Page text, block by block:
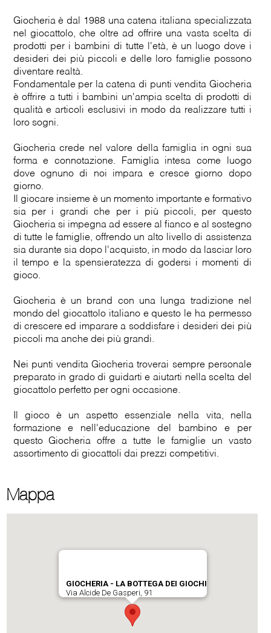
Giocheria è dal 1988 una catena italiana specializzata
nel giocattolo, che oltre ad offrire una vasta scelta di
prodotti per i bambini di tutte l'età, è un luogo dove i
desideri dei più piccoli e delle loro famiglie possono
diventare realtà.
Fondamentale per la catena di punti vendita Giocheria
è offrire a tutti i bambini un'ampia scelta di prodotti di
qualità e articoli esclusivi in modo da realizzare tutti i
loro sogni.
Giocheria crede nel valore della famiglia in ogni sua
forma e connotazione. Famiglia intesa come luogo
dove ognuno di noi impara e cresce giorno dopo
giorno.
Il giocare insieme è un momento importante e formativo
sia per i grandi che per i più piccoli, per questo
Giocheria si impegna ad essere al fianco e al sostegno
di tutte le famiglie, offrendo un alto livello di assistenza
sia durante sia dopo l'acquisto, in modo da lasciar loro
il tempo e la spensieratezza di godersi i momenti di
gioco.
Giocheria è un brand con una lunga tradizione nel
mondo del giocattolo italiano e questo le ha permesso
di crescere ed imparare a soddisfare i desideri dei più
piccoli ma anche dei più grandi.
Nei punti vendita Giocheria troverai sempre personale
preparato in grado di guidarti e aiutarti nella scelta del
giocattolo perfetto per ogni occasione.
Il gioco è un aspetto essenziale nella vita, nella
formazione e nell'educazione del bambino e per
questo Giocheria offre a tutte le famiglie un vasto
assortimento di giocattoli dai prezzi competitivi.
Mappa